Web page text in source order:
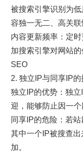
被搜索引擎识别为
容独一无二、高关联
内容更新频率：定
加搜索引擎对网站的
SEO
2. 独立IP与同享IP的
独立IP的优势：独
迎，能够防止因一个
同享IP的危险：若
其中一个IP被搜查
加。